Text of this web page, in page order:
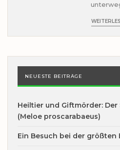
NEUESTE BEITRÄGE
Heiltier und Giftmörder:
(Meloe proscarabaeus)
Ein Besuch bei der größten